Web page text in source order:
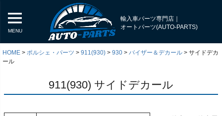
MENU
輸入車パーツ専門店｜
オートパーツ(AUTO-PARTS)
HOME ポルシェ・パーツ 911(930) 930 バイザー＆デカール
サイドデカ
ール
911(930) サイドデカール